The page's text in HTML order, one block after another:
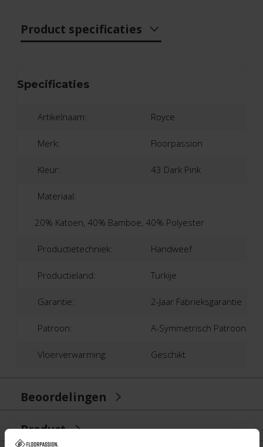
Product specificaties
Beoordelingen
Product
Specificaties
Artikelnaam: Royce
Merk: Floorpassion
Kleur: 43 Dark Pink
Materiaal:
20% Katoen, 40% Bamboe, 40% Polyester
Productietechniek: Handweef
Productieland: Turkije
Garantie: 2-Jaar Fabrieksgarantie
Patroon: A-Symmetrisch Patroon
Vloerverwarming: Geschikt